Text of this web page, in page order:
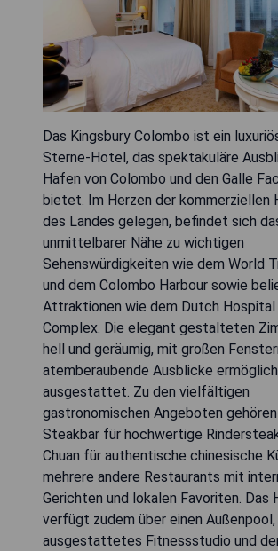
Das Kingsbury Colombo ist ein
Sterne-Hotel, das spektakuläre
Hafen von Colombo und den Galle
bietet. Im Herzen der kommerziellen
des Landes gelegen, befindet sich
unmittelbarer Nähe zu wichtigen
Sehenswürdigkeiten wie dem World
und dem Colombo Harbour sowie
Attraktionen wie dem Dutch Hospital
Complex. Die elegant gestalteten
hell und geräumig, mit großen
atemberaubende Ausblicke
ausgestattet. Zu den vielfältigen
gastronomischen Angeboten
Steakbar für hochwertige
Chuan für authentische chinesische
mehrere andere Restaurants mit
Gerichten und lokalen Favoriten. Das
verfügt zudem über einen
ausgestattetes Fitnessstudio und